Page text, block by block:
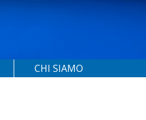
CHI SIAMO